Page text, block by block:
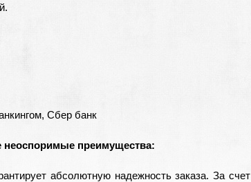
Сбер банк
неоспоримые преимущества:
абсолютную надежность заказа. За счет